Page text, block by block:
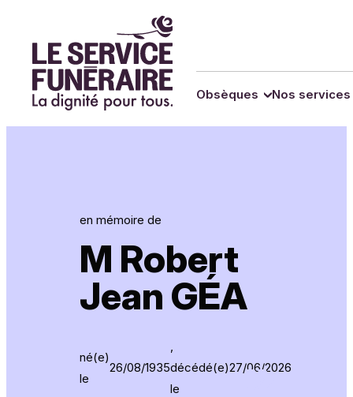
Obsèques Nos services
en mémoire de
M Robert
Jean GÉA
né(e)
le
26/08/1935
,
décédé(e)
le
27/06/2026